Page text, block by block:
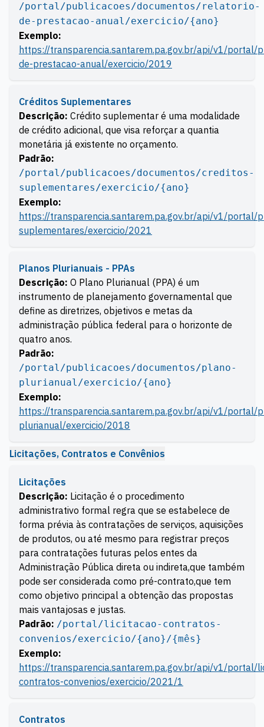
/portal/publicacoes/documentos/relatorio-
de-prestacao-anual/exercicio/{ano}
Exemplo:
https://transparencia.santarem.pa.gov.br/api/v1/portal/
de-prestacao-anual/exercicio/2019
Créditos Suplementares
Descrição: Crédito suplementar é uma modalidade
de crédito adicional, que visa reforçar a quantia
monetária já existente no orçamento.
Padrão:
/portal/publicacoes/documentos/creditos-
suplementares/exercicio/{ano}
Exemplo:
https://transparencia.santarem.pa.gov.br/api/v1/portal/
suplementares/exercicio/2021
Planos Plurianuais - PPAs
Descrição: O Plano Plurianual (PPA) é um
instrumento de planejamento governamental que
define as diretrizes, objetivos e metas da
administração pública federal para o horizonte de
quatro anos.
Padrão:
/portal/publicacoes/documentos/plano-
plurianual/exercicio/{ano}
Exemplo:
https://transparencia.santarem.pa.gov.br/api/v1/portal/
plurianual/exercicio/2018
Licitações, Contratos e Convênios
Licitações
Descrição: Licitação é o procedimento
administrativo formal regra que se estabelece de
forma prévia às contratações de serviços, aquisições
de produtos, ou até mesmo para registrar preços
para contratações futuras pelos entes da
Administração Pública direta ou indireta,que também
pode ser considerada como pré-contrato,que tem
como objetivo principal a obtenção das propostas
mais vantajosas e justas.
Padrão: /portal/licitacao-contratos-
convenios/exercicio/{ano}/{mês}
Exemplo:
https://transparencia.santarem.pa.gov.br/api/v1/portal/
contratos-convenios/exercicio/2021/1
Contratos